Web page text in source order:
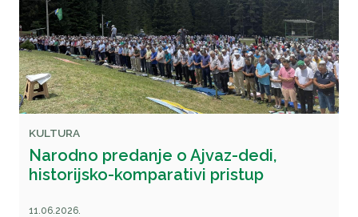
KULTURA
Narodno predanje o Ajvaz-dedi,
historijsko-komparativi pristup
11.06.2026.